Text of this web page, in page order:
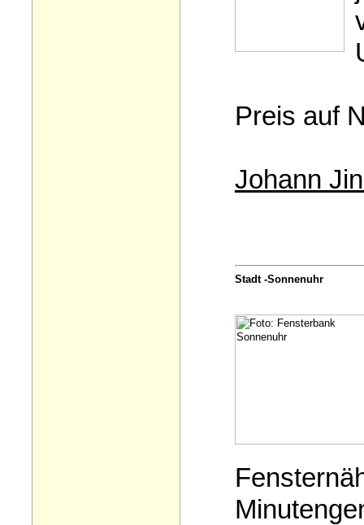
Preis auf
Johann
Stadt -Sonnenuhr